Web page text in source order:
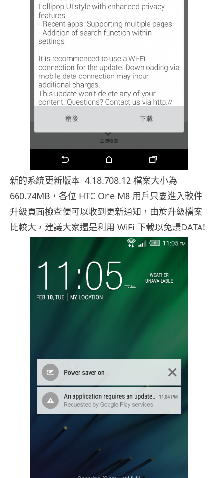
新的系統更新版本 4.18.708.12 檔案大小為
660.74MB，各位 HTC One M8 用戶只要進入軟件
升級頁面檢查便可以收到更新通知，由於升級檔案
比較大，建議大家還是利用 WiFi 下載以免爆DATA!